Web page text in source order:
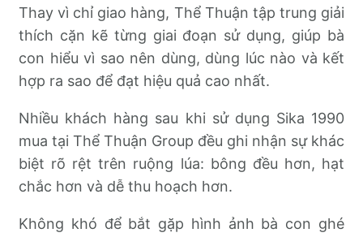
Thay vì chỉ giao hàng, Thể Thuận tập trung giải
thích cặn kẽ từng giai đoạn sử dụng, giúp bà
con hiểu vì sao nên dùng, dùng lúc nào và kết
hợp ra sao để đạt hiệu quả cao nhất.
Nhiều khách hàng sau khi sử dụng Sika 1990
mua tại Thể Thuận Group đều ghi nhận sự khác
biệt rõ rệt trên ruộng lúa: bông đều hơn, hạt
chắc hơn và dễ thu hoạch hơn.
Không khó để bắt gặp hình ảnh bà con ghé